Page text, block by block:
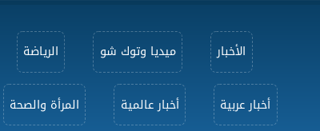
الأخبار ميديا وتوك شو الرياضة
أخبار عربية أخبار عالمية المرأة والصحة